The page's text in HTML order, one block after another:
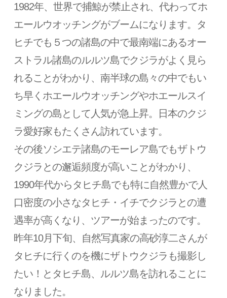
1982年、世界で捕鯨が禁止され、代わってホ
エールウオッチングがブームになります。タ
ヒチでも５つの諸島の中で最南端にあるオー
ストラル諸島のルルツ島でクジラがよく見ら
れることがわかり、南半球の島々の中でもい
ち早くホエールウオッチングやホエールスイ
ミングの島として人気が急上昇。日本のクジ
ラ愛好家もたくさん訪れています。
その後ソシエテ諸島のモーレア島でもザトウ
クジラとの邂逅頻度が高いことがわかり、
1990年代からタヒチ島でも特に自然豊かで人
口密度の小さなタヒチ・イチでクジラとの遭
遇率が高くなり、ツアーが始まったのです。
昨年10月下旬、自然写真家の高砂淳二さんが
タヒチに行くのを機にザトウクジラも撮影し
たい！とタヒチ島、ルルツ島を訪れることに
なりました。